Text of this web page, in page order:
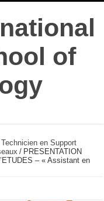
Technicien en Support
/ PRESENTATION
– « Assistant en